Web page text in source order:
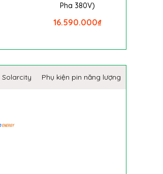
Pha 380V)
₫
16.590.000
Solarcity Phụ kiện pin năng lượng